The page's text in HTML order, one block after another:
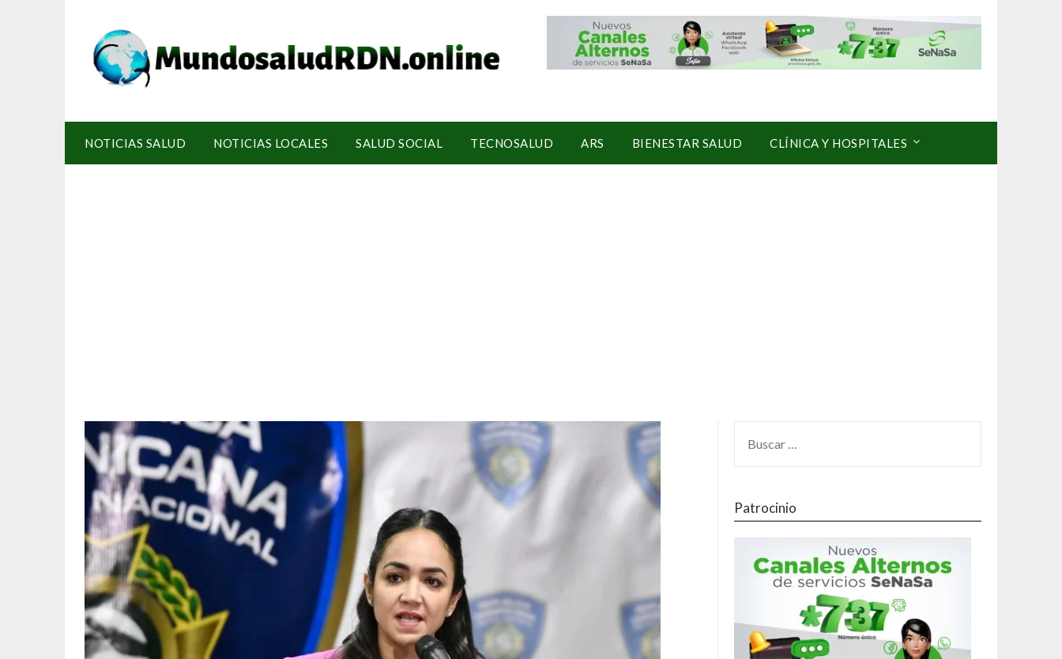
NOTICIAS SALUD NOTICIAS LOCALES SALUD SOCIAL TECNOSALUD ARS BIENESTAR SALUD CLÍNICA Y HOSPITALES
Patrocinio